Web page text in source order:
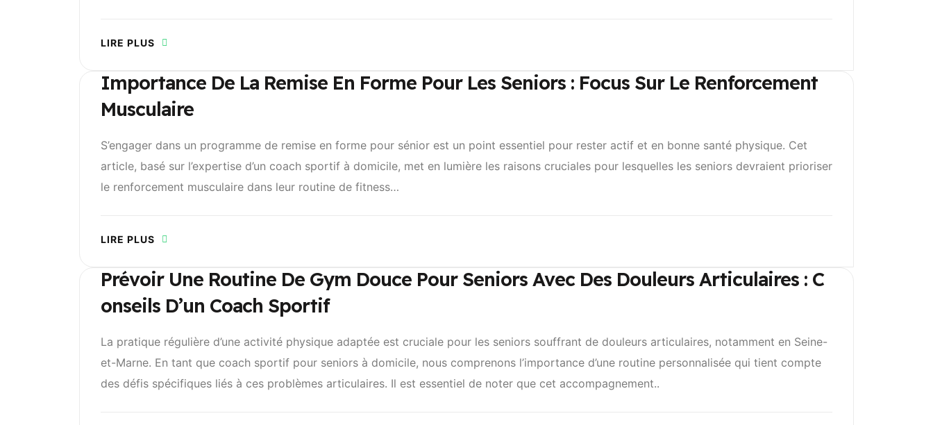
LIRE PLUS
Importance De La Remise En Forme Pour Les Seniors : Focus Sur Le Renforcement
Musculaire
S’engager dans un programme de remise en forme pour sénior est un point essentiel pour rester actif et en bonne santé physique. Cet
article, basé sur l’expertise d’un coach sportif à domicile, met en lumière les raisons cruciales pour lesquelles les seniors devraient prioriser
le renforcement musculaire dans leur routine de fitness…
LIRE PLUS
Prévoir Une Routine De Gym Douce Pour Seniors Avec Des Douleurs Articulaires : C
Onseils D’un Coach Sportif
La pratique régulière d’une activité physique adaptée est cruciale pour les seniors souffrant de douleurs articulaires, notamment en Seine-
et-Marne. En tant que coach sportif pour seniors à domicile, nous comprenons l’importance d’une routine personnalisée qui tient compte
des défis spécifiques liés à ces problèmes articulaires. Il est essentiel de noter que cet accompagnement..